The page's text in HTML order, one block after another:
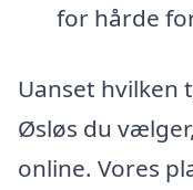
for hårde
Uanset hvilken
Øsløs du
online. Vores